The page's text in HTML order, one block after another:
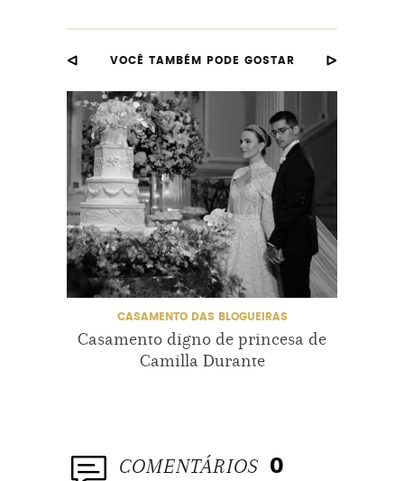
VOCÊ TAMBÉM PODE GOSTAR
CASAMENTO DAS BLOGUEIRAS
Casamento digno de princesa de
Camilla Durante
COMENTÁRIOS 0